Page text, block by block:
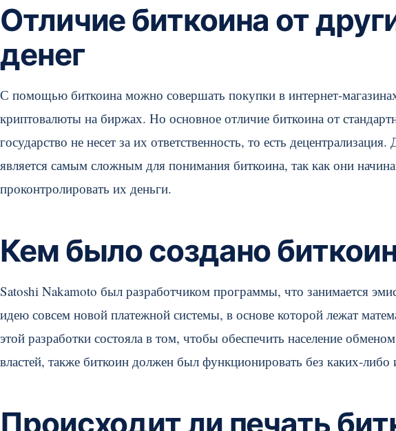
Отличие биткоина от
денег
С помощью биткоина можно совершать покупки в интернет-
криптовалюты на биржах. Но основное отличие биткоина от
государство не несет за их ответственность, то есть
является самым сложным для понимания биткоина, так как они
проконтролировать их деньги.
Кем было создано
Satoshi Nakamoto был разработчиком программы, что занимается
идею совсем новой платежной системы, в основе которой лежат
этой разработки состояла в том, чтобы обеспечить население
властей, также биткоин должен был функционировать без каких-либо
Происходит ли печать